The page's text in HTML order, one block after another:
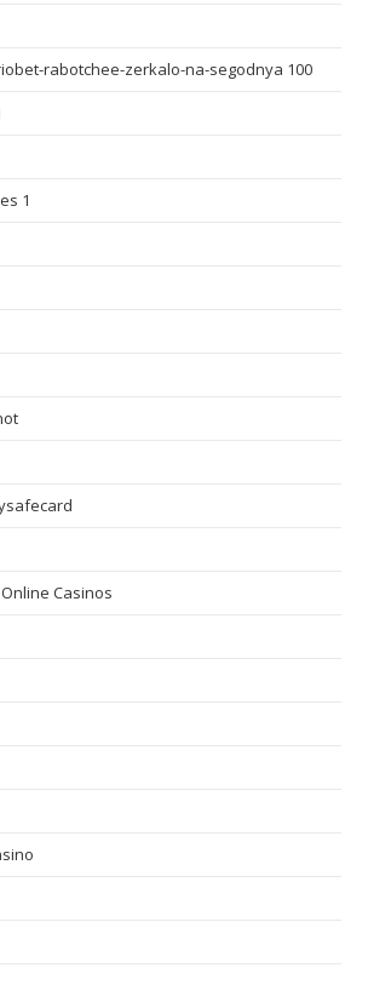
rabotchee-zerkalo-na-segodnya 100
1
Casinos